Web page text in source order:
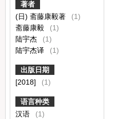
著者
(日) 斋藤康毅著
(1)
斋藤康毅
(1)
陆宇杰
(1)
陆宇杰译
(1)
出版日期
[2018]
(1)
语言种类
汉语
(1)